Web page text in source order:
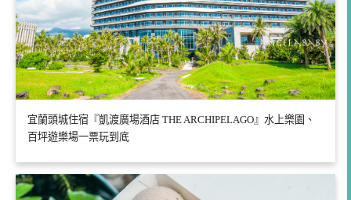
宜蘭頭城住宿『凱渡廣場酒店 THE ARCHIPELAGO』水上樂園、
百坪遊樂場一票玩到底